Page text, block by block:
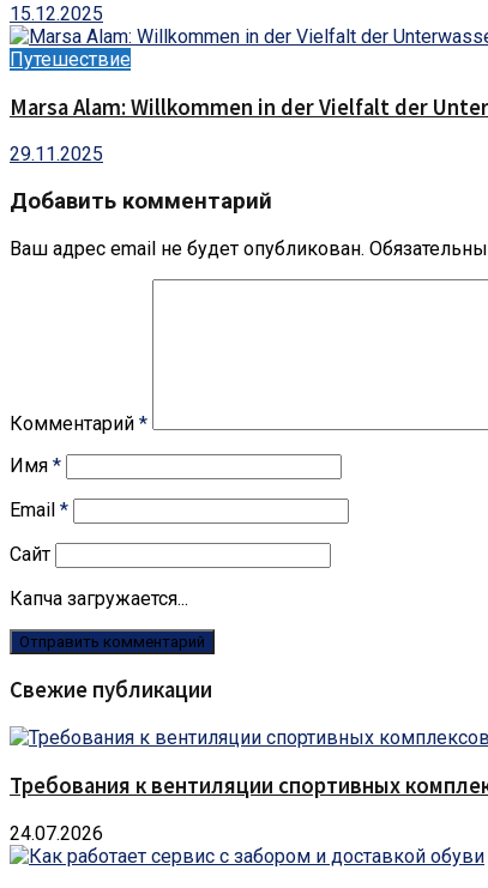
15.12.2025
Путешествие
Marsa Alam: Willkommen in der Vielfalt der
29.11.2025
Добавить комментарий
Ваш адрес email не будет опубликован.
Комментарий *
Имя *
Email *
Сайт
Капча загружается...
Свежие публикации
Требования к вентиляции спортивных
24.07.2026